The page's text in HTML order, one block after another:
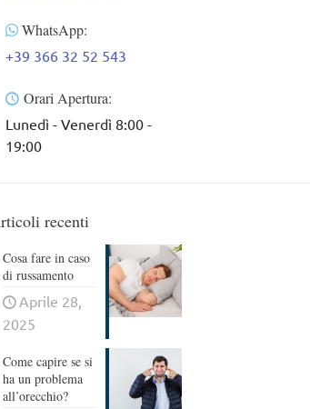
WhatsApp:
+39 366 32 52 543
Orari Apertura:
Lunedì - Venerdì 8:00 -
19:00
recenti
Cosa fare in caso
di russamento
Aprile 28,
2025
Come capire se si
ha un problema
all’orecchio?